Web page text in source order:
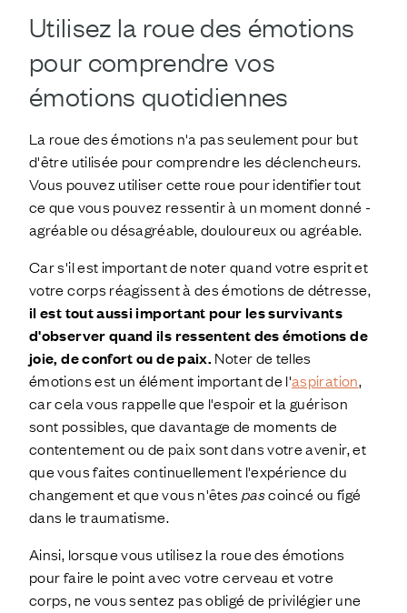
Utilisez la roue des émotions
pour comprendre vos
émotions quotidiennes
La roue des émotions n'a pas seulement pour but
d'être utilisée pour comprendre les déclencheurs.
Vous pouvez utiliser cette roue pour identifier tout
ce que vous pouvez ressentir à un moment donné -
agréable ou désagréable, douloureux ou agréable.
Car s'il est important de noter quand votre esprit et
votre corps réagissent à des émotions de détresse,
il est tout aussi important pour les survivants
d'observer quand ils ressentent des émotions de
joie, de confort ou de paix. Noter de telles
émotions est un élément important de l'aspiration,
car cela vous rappelle que l'espoir et la guérison
sont possibles, que davantage de moments de
contentement ou de paix sont dans votre avenir, et
que vous faites continuellement l'expérience du
changement et que vous n'êtes pascoincé ou figé
dans le traumatisme.
Ainsi, lorsque vous utilisez la roue des émotions
pour faire le point avec votre cerveau et votre
corps, ne vous sentez pas obligé de privilégier une